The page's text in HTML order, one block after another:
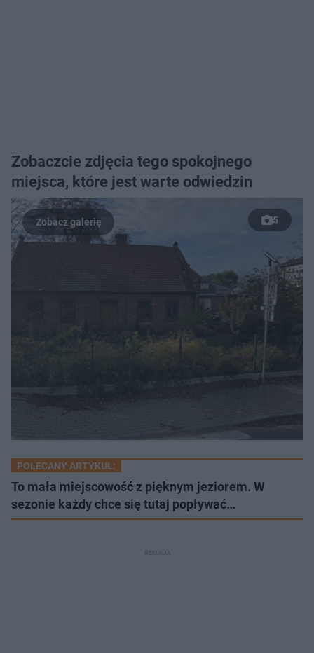
Zobaczcie zdjęcia tego spokojnego
miejsca, które jest warte odwiedzin
5
POLECANY ARTYKUŁ:
To mała miejscowość z pięknym jeziorem. W
sezonie każdy chce się tutaj popływać…